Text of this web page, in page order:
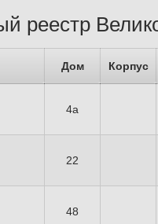
реестр
Дом Корпус
4а
22
48